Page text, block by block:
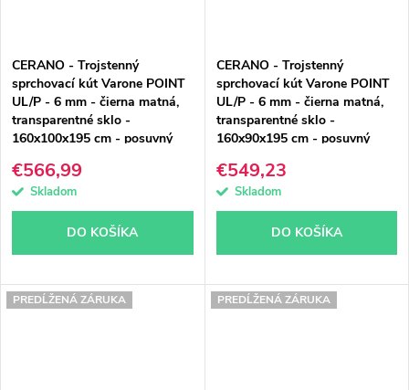
CERANO - Trojstenný
sprchovací kút Varone POINT
UL/P - 6 mm - čierna matná,
transparentné sklo -
160x100x195 cm - posuvný
€566,99
Skladom
DO KOŠÍKA
CERANO - Trojstenný
sprchovací kút Varone POINT
UL/P - 6 mm - čierna matná,
transparentné sklo -
160x90x195 cm - posuvný
€549,23
Skladom
DO KOŠÍKA
PREDĹŽENÁ ZÁRUKA PREDĹŽENÁ ZÁRUKA